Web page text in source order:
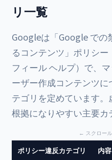
リ一覧
Googleは「Google での
るコンテンツ」ポリシ
フィール ヘルプ）で、
ーザー作成コンテンツ
テゴリを定めています
根拠になりやすい主要カ
ポリシー違反カテゴリ 内容